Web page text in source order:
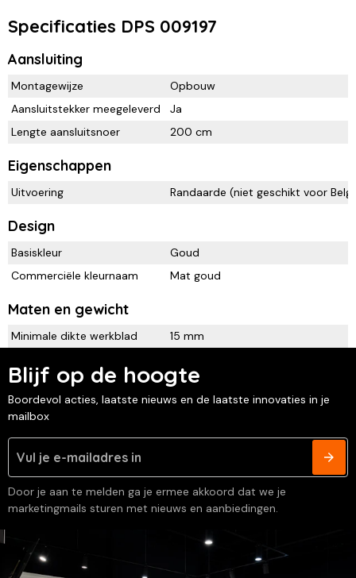
Specificaties DPS 009197
Aansluiting
Montagewijze
Opbouw
Aansluitstekker meegeleverd
Ja
Lengte aansluitsnoer
200 cm
Eigenschappen
Uitvoering Randaarde (niet geschikt voor
Design
Basiskleur
Goud
Commerciële kleurnaam
Mat goud
Maten en gewicht
Minimale dikte werkblad 15 mm
Blijf op de hoogte
Boordevol acties, laatste nieuws en de laatste innovaties in je
mailbox
Door je aan te melden ga je ermee akkoord dat we je
marketingmails sturen met nieuws en aanbiedingen.